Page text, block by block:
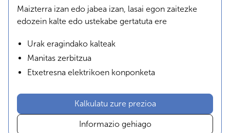
Maizterra izan edo jabea izan, lasai egon zaitezke
edozein kalte edo ustekabe gertatuta ere
Urak eragindako kalteak
Manitas zerbitzua
Etxetresna elektrikoen konponketa
Kalkulatu zure prezioa
Informazio gehiago